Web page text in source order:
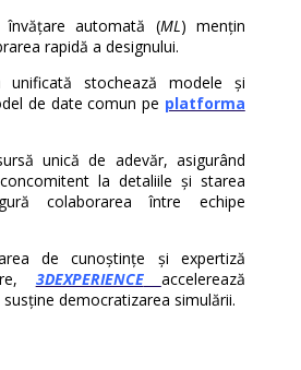
automată (ML ) mențin
rapidă a designului.
unificată stochează modele și
de date comun pe platforma
unică de adevăr, asigurând
la detaliile și starea
colaborarea între echipe
de cunoștințe și expertiză
3DEXPERIENCE
accelerează
susține democratizarea simulării.